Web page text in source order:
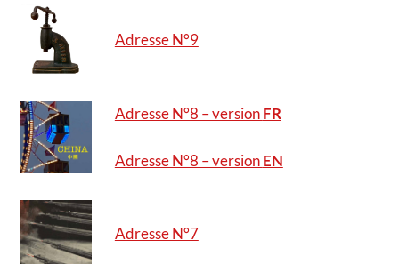
Adresse N°9
Adresse N°8 – versionFR
Adresse N°8 – versionEN
Adresse N°7